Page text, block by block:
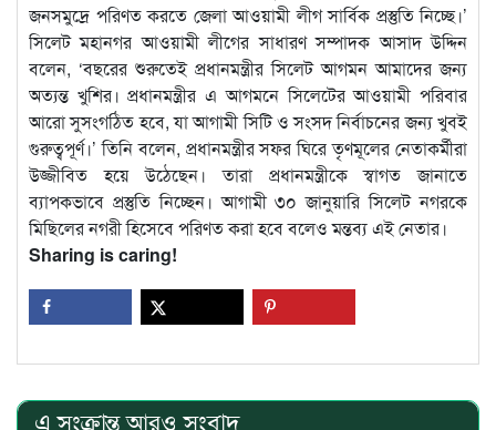
জনসমুদ্রে পরিণত করতে জেলা আওয়ামী লীগ সার্বিক প্রস্তুতি নিচ্ছে।’
সিলেট মহানগর আওয়ামী লীগের সাধারণ সম্পাদক আসাদ উদ্দিন
বলেন, ‘বছরের শুরুতেই প্রধানমন্ত্রীর সিলেট আগমন আমাদের জন্য
অত্যন্ত খুশির। প্রধানমন্ত্রীর এ আগমনে সিলেটের আওয়ামী পরিবার
আরো সুসংগঠিত হবে, যা আগামী সিটি ও সংসদ নির্বাচনের জন্য খুবই
গুরুত্বপূর্ণ।’ তিনি বলেন, প্রধানমন্ত্রীর সফর ঘিরে তৃণমূলের নেতাকর্মীরা
উজ্জীবিত হয়ে উঠেছেন। তারা প্রধানমন্ত্রীকে স্বাগত জানাতে
ব্যাপকভাবে প্রস্তুতি নিচ্ছেন। আগামী ৩০ জানুয়ারি সিলেট নগরকে
মিছিলের নগরী হিসেবে পরিণত করা হবে বলেও মন্তব্য এই নেতার।
Sharing is caring!
এ সংক্রান্ত আরও সংবাদ